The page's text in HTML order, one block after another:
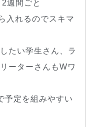
週間ごと
入れるのでスキマ
たい学生さん、ラ
ーターさんもWワ
予定を組みやすい